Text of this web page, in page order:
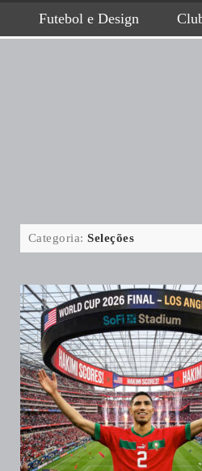
Futebol e Design
Categoria:Seleções